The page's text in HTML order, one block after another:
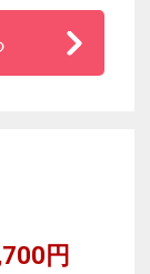
めたサー
円